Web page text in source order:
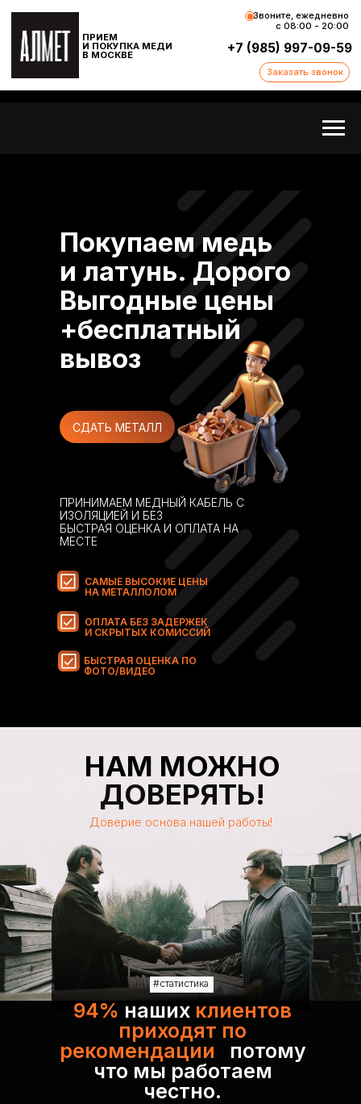
И ПОКУПКА МЕДИ
В МОСКВЕ
Звоните, ежедневно
с 08:00 - 20:00
Заказать звонок
Покупаем медь
и латунь. Дорого
Выгодные цены
+бесплатный
вывоз
ПРИНИМАЕМ МЕДНЫЙ КАБЕЛЬ С
ИЗОЛЯЦИЕЙ И БЕЗ
БЫСТРАЯ ОЦЕНКА И ОПЛАТА НА
МЕСТЕ
ОПЛАТА БЕЗ ЗАДЕРЖЕК
И СКРЫТЫХ КОМИССИЙ
БЫСТРАЯ ОЦЕНКА ПО
ФОТО/ВИДЕО
САМЫЕ ВЫСОКИЕ ЦЕНЫ
НА МЕТАЛЛОЛОМ
СДАТЬ МЕТАЛЛ
НАМ МОЖНО
ДОВЕРЯТЬ!
94% наших клиентов
приходят по
рекомендации
потому
что мы работаем
честно.
Доверие основа нашей работы!
#статистика